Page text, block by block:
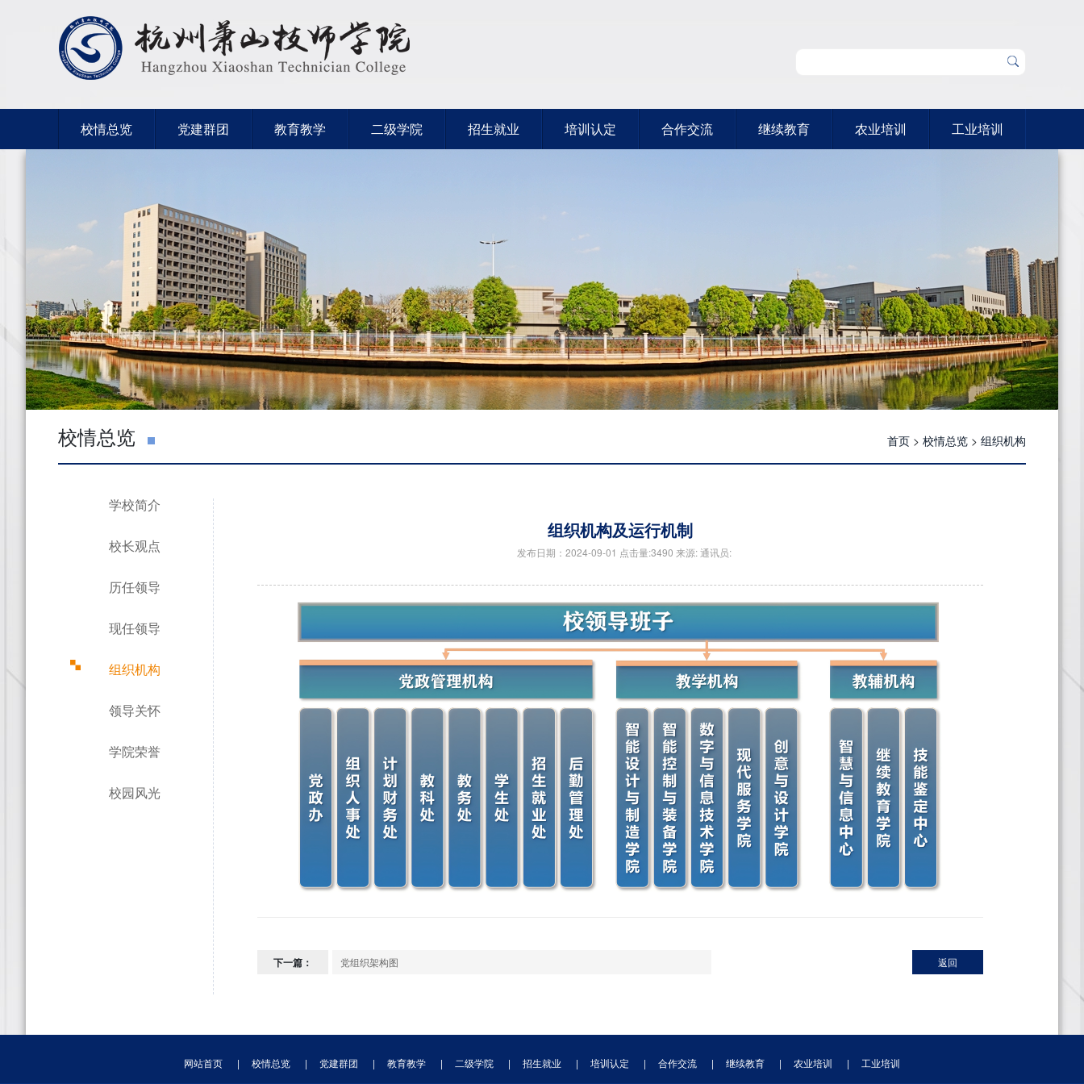
校情总览 党建群团 教育教学 二级学院 招生就业 培训认定 合作交流 继续教育 农业培训 工业培训
校情总览 首页 > 校情总览 > 组织机构
学校简介
校长观点
历任领导
现任领导
组织机构
领导关怀
学院荣誉
校园风光
组织机构及运行机制
发布日期：2024-09-01 点击量:3490 来源: 通讯员:
下一篇： 党组织架构图 返回
网站首页 | 校情总览 | 党建群团 | 教育教学 | 二级学院 | 招生就业 | 培训认定 | 合作交流 | 继续教育 | 农业培训 | 工业培训